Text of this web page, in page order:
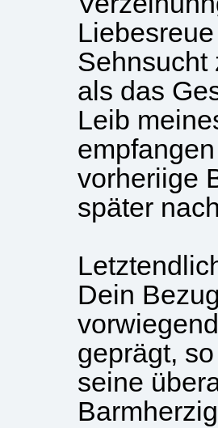
Sehnsucht
als das
Leib
vorheriige
später
Dein
geprägt,
seine